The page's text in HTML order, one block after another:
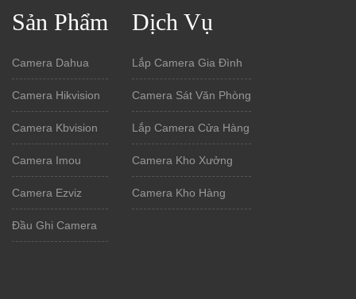
Sản Phẩm
Camera Dahua
Camera Hikvision
Camera Kbvision
Camera Imou
Camera Ezviz
Đầu Ghi Camera
Dịch Vụ
Lắp Camera Gia Đình
Camera Sát Văn Phòng
Lắp Camera Cửa Hàng
Camera Kho Xưởng
Camera Kho Hàng